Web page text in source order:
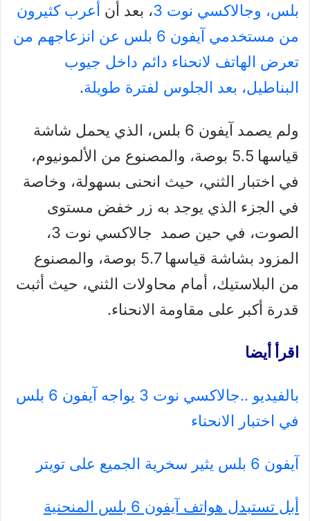
بلس، وجالاكسي نوت 3
، بعد أن أعرب كثيرون
من مستخدمي آيفون 6 بلس عن انزعاجهم من
تعرض الهاتف لانحناء دائم داخل جيوب
البناطيل، بعد الجلوس لفترة طويلة.
ولم يصمد آيفون 6 بلس، الذي يحمل شاشة
قياسها 5.5 بوصة، والمصنوع من الألمونيوم،
في اختبار الثني، حيث انحنى بسهولة، وخاصة
في الجزء الذي يوجد به زر خفض مستوى
الصوت، في حين صمد جالاكسي نوت 3،
المزود بشاشة قياسها 5.7 بوصة، والمصنوع
من البلاستيك، أمام محاولات الثني، حيث أثبت
قدرة أكبر على مقاومة الانحناء.
اقرأ أيضا
بالفيديو ..جالاكسي نوت 3 يواجه آيفون 6 بلس
في اختبار الانحناء
آيفون 6 بلس يثير سخرية الجميع على تويتر
أبل تستبدل هواتف آيفون 6 بلس المنحنية